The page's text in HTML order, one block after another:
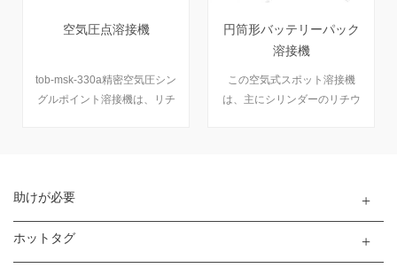
円筒形バッテリーパック
この空気式スポット溶接機
は、主にシリンダーのリチウ
バッテリーパック用回転
ヘッド付き自動スポット
溶接機
TOB-960XZは、回転溶接ヘッ
ドを備えた自動バッテリース
助けが必要
ホットタグ